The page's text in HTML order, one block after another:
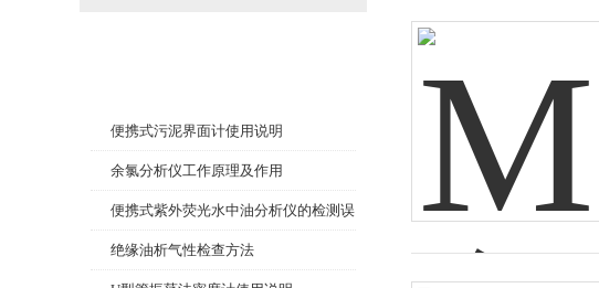
便携式污泥界面计使用说明
余氯分析仪工作原理及作用
便携式紫外荧光水中油分析仪的检测误
差如何控制？
绝缘油析气性检查方法